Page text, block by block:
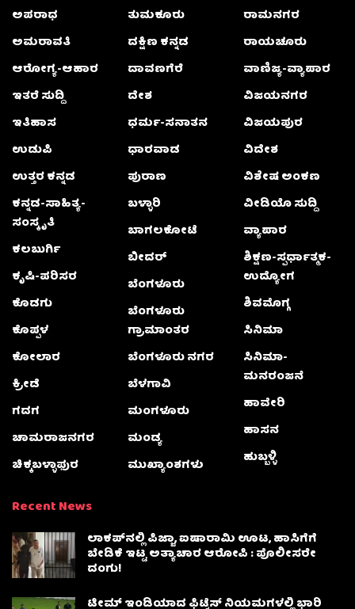
ಅಪರಾಧ
ಅಮರಾವತಿ
ಆರೋಗ್ಯ-ಆಹಾರ
ಇತರೆ ಸುದ್ದಿ
ಇತಿಹಾಸ
ಉಡುಪಿ
ಉತ್ತರ ಕನ್ನಡ
ಕನ್ನಡ-ಸಾಹಿತ್ಯ-
ಸಂಸ್ಕೃತಿ
ಕಲಬುರ್ಗಿ
ಕೃಷಿ-ಪರಿಸರ
ಕೊಡಗು
ಕೊಪ್ಪಳ
ಕೋಲಾರ
ಕ್ರೀಡೆ
ಗದಗ
ಚಾಮರಾಜನಗರ
ಚಿಕ್ಕಬಳ್ಳಾಫುರ
ತುಮಕೂರು
ದಕ್ಷಿಣ ಕನ್ನಡ
ದಾವಣಗೆರೆ
ದೇಶ
ಧರ್ಮ-ಸನಾತನ
ಧಾರವಾಡ
ಪುರಾಣ
ಬಳ್ಳಾರಿ
ಬಾಗಲಕೋಟೆ
ಬೀದರ್
ಬೆಂಗಳೂರು
ಬೆಂಗಳೂರು
ಗ್ರಾಮಾಂತರ
ಬೆಂಗಳೂರು ನಗರ
ಬೆಳಗಾವಿ
ಮಂಗಳೂರು
ಮಂಡ್ಯ
ಮುಖ್ಯಾಂಶಗಳು
ರಾಮನಗರ
ರಾಯಚೂರು
ವಾಣಿಜ್ಯ-ವ್ಯಾಪಾರ
ವಿಜಯನಗರ
ವಿಜಯಪುರ
ವಿದೇಶ
ವಿಶೇಷ ಅಂಕಣ
ವೀಡಿಯೊ ಸುದ್ದಿ
ವ್ಯಾಪಾರ
ಶಿಕ್ಷಣ-ಸ್ಪರ್ಧಾತ್ಮಕ-
ಉದ್ಯೋಗ
ಶಿವಮೊಗ್ಗ
ಸಿನಿಮಾ
ಸಿನಿಮಾ-
ಮನರಂಜನೆ
ಹಾವೇರಿ
ಹಾಸನ
ಹುಬ್ಬಳ್ಳಿ
Recent News
ಲಾಕಪ್‌ನಲ್ಲಿ ಪಿಜ್ಜಾ, ಐಷಾರಾಮಿ ಊಟ, ಹಾಸಿಗೆಗೆ
ಬೇಡಿಕೆ ಇಟ್ಟ ಅತ್ಯಾಚಾರ ಆರೋಪಿ : ಪೊಲೀಸರೇ
ದಂಗು!
ಟೀಮ್ ಇಂಡಿಯಾದ ಫಿಟ್ನೆಸ್ ನಿಯಮಗಳಲ್ಲಿ ಭಾರಿ